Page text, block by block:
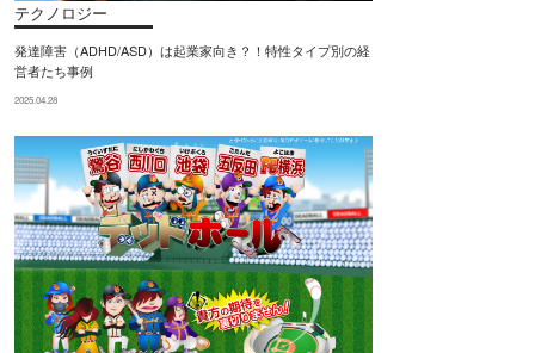
テクノロジー
発達障害（ADHD/ASD）は起業家向き？！特性タイプ別の経
営者たち事例
2025.04.28